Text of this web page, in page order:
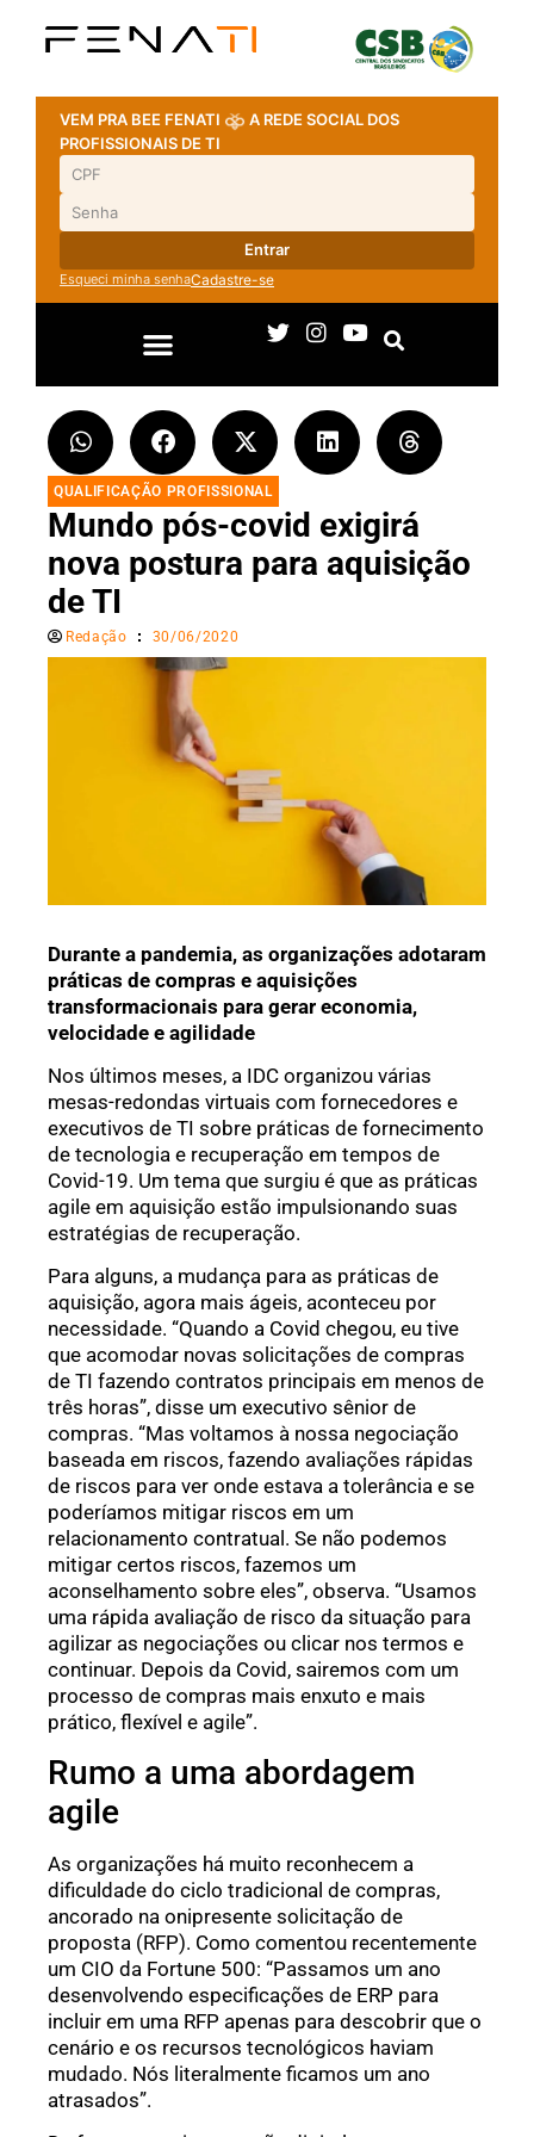
VEM PRA BEE FENATI
A REDE SOCIAL DOS
PROFISSIONAIS DE TI
Entrar
Esqueci minha senhaCadastre-se
QUALIFICAÇÃO PROFISSIONAL
Mundo pós-covid exigirá
nova postura para aquisição
de TI
Redação 30/06/2020
Durante a pandemia, as organizações adotaram
práticas de compras e aquisições
transformacionais para gerar economia,
velocidade e agilidade
Nos últimos meses, a IDC organizou várias
mesas-redondas virtuais com fornecedores e
executivos de TI sobre práticas de fornecimento
de tecnologia e recuperação em tempos de
Covid-19. Um tema que surgiu é que as práticas
agile em aquisição estão impulsionando suas
estratégias de recuperação.
Para alguns, a mudança para as práticas de
aquisição, agora mais ágeis, aconteceu por
necessidade. “Quando a Covid chegou, eu tive
que acomodar novas solicitações de compras
de TI fazendo contratos principais em menos de
três horas”, disse um executivo sênior de
compras. “Mas voltamos à nossa negociação
baseada em riscos, fazendo avaliações rápidas
de riscos para ver onde estava a tolerância e se
poderíamos mitigar riscos em um
relacionamento contratual. Se não podemos
mitigar certos riscos, fazemos um
aconselhamento sobre eles”, observa. “Usamos
uma rápida avaliação de risco da situação para
agilizar as negociações ou clicar nos termos e
continuar. Depois da Covid, sairemos com um
processo de compras mais enxuto e mais
prático, flexível e agile”.
Rumo a uma abordagem
agile
As organizações há muito reconhecem a
dificuldade do ciclo tradicional de compras,
ancorado na onipresente solicitação de
proposta (RFP). Como comentou recentemente
um CIO da Fortune 500: “Passamos um ano
desenvolvendo especificações de ERP para
incluir em uma RFP apenas para descobrir que o
cenário e os recursos tecnológicos haviam
mudado. Nós literalmente ficamos um ano
atrasados”.